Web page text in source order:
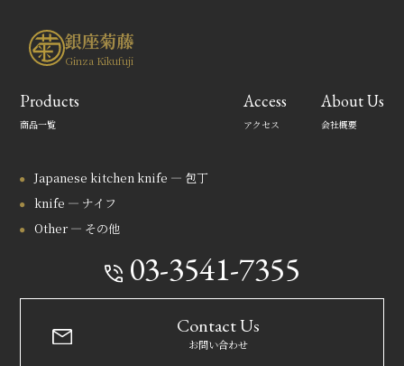
銀座菊藤
Ginza Kikufuji
Products
商品一覧
Japanese kitchen knife — 包丁
knife — ナイフ
Other — その他
Access
アクセス
About Us
会社概要
03-3541-7355
Contact Us
お問い合わせ